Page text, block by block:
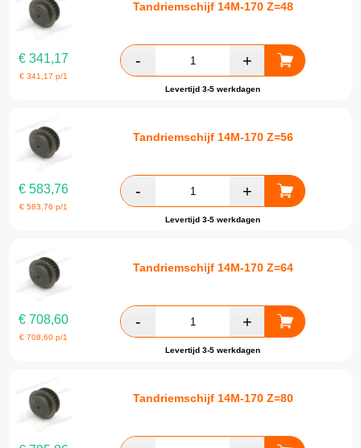
Tandriemschijf 14M-170 Z=48
€ 341,17
€341,17 p/1
Levertijd 3-5 werkdagen
Tandriemschijf 14M-170 Z=56
€ 583,76
€583,76 p/1
Levertijd 3-5 werkdagen
Tandriemschijf 14M-170 Z=64
€ 708,60
€708,60 p/1
Levertijd 3-5 werkdagen
Tandriemschijf 14M-170 Z=80